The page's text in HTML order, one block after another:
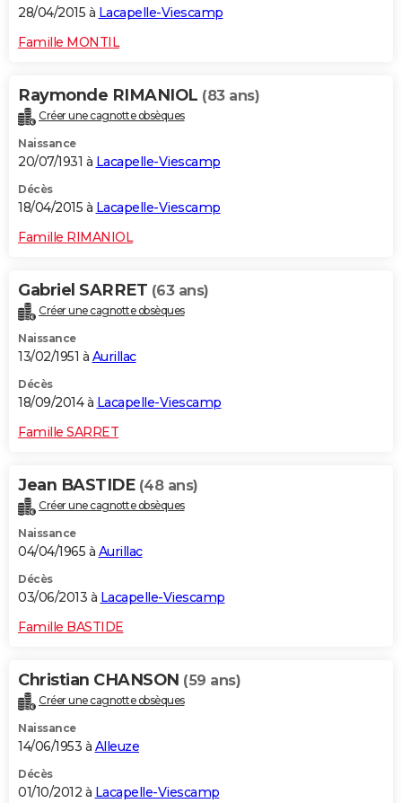
28/04/2015 à Lacapelle-Viescamp
Famille MONTIL
Raymonde RIMANIOL (83 ans)
Créer une cagnotte obsèques
Naissance
20/07/1931 à Lacapelle-Viescamp
Décès
18/04/2015 à Lacapelle-Viescamp
Famille RIMANIOL
Gabriel SARRET (63 ans)
Créer une cagnotte obsèques
Naissance
13/02/1951 à Aurillac
Décès
18/09/2014 à Lacapelle-Viescamp
Famille SARRET
Jean BASTIDE (48 ans)
Créer une cagnotte obsèques
Naissance
04/04/1965 à Aurillac
Décès
03/06/2013 à Lacapelle-Viescamp
Famille BASTIDE
Christian CHANSON (59 ans)
Créer une cagnotte obsèques
Naissance
14/06/1953 à Alleuze
Décès
01/10/2012 à Lacapelle-Viescamp